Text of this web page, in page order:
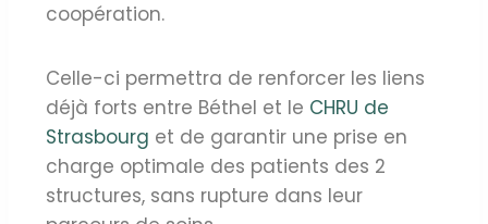
coopération.
Celle-ci permettra de renforcer les liens
déjà forts entre Béthel et le CHRU de
Strasbourg et de garantir une prise en
charge optimale des patients des 2
structures, sans rupture dans leur